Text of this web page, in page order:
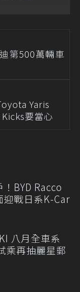
第500萬輛車
Yaris
要當心
BYD Racco
戰日系K-Car
八月全車系
乘再抽麗星郵